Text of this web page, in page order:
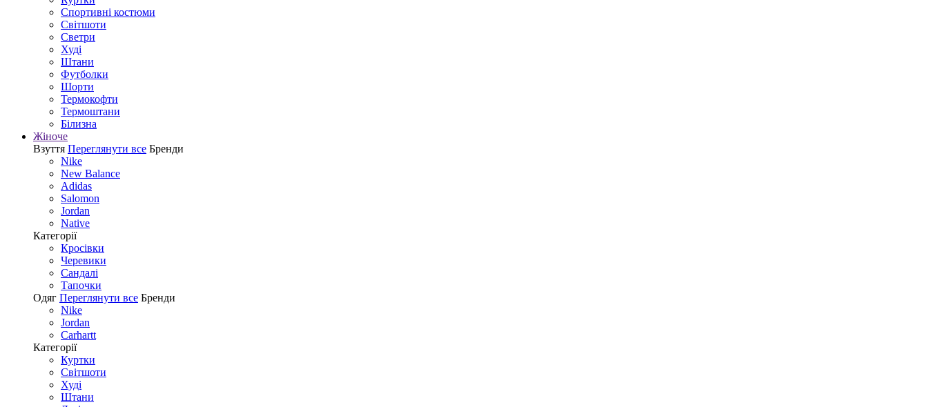
Спортивні костюми
Світшоти
Светри
Худі
Штани
Футболки
Шорти
Термокофти
Термоштани
Білизна
Жіноче
Взуття Переглянути все Бренди
Nike
New Balance
Adidas
Salomon
Jordan
Native
Категорії
Кросівки
Черевики
Сандалі
Tапочки
Одяг Переглянути все Бренди
Nike
Jordan
Carhartt
Категорії
Куртки
Світшоти
Худі
Штани